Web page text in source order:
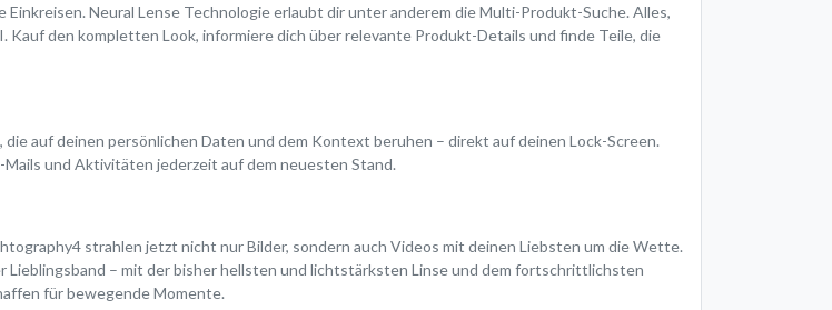
Neural Lense Technologie erlaubt dir unter anderem die Multi-Produkt-Suche. Alles,
den kompletten Look, informiere dich über relevante Produkt-Details und finde Teile, die
auf deinen persönlichen Daten und dem Kontext beruhen – direkt auf deinen Lock-Screen.
und Aktivitäten jederzeit auf dem neuesten Stand.
strahlen jetzt nicht nur Bilder, sondern auch Videos mit deinen Liebsten um die Wette.
– mit der bisher hellsten und lichtstärksten Linse und dem fortschrittlichsten
für bewegende Momente.